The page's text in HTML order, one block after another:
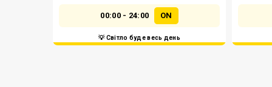
00:00 - 24:00 ON
💡 Світло буде весь день